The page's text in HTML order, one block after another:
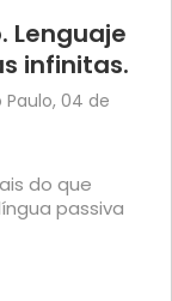
Lenguaje
infinitas.
Paulo, 04 de
do que
passiva